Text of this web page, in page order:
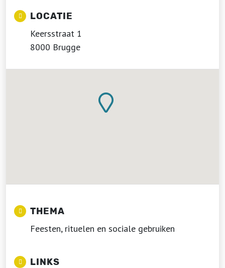
LOCATIE
Keersstraat 1
8000 Brugge
THEMA
Feesten, rituelen en sociale gebruiken
LINKS